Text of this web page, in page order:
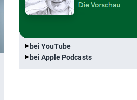
bei YouTube
bei Apple Podcasts